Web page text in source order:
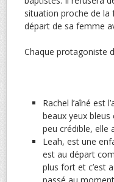
situation proche de la
départ de sa femme
Chaque protagoniste
Rachel l’aîné est
beaux yeux bleus
peu crédible, elle
Leah, est une
est au départ
plus fort et c’est